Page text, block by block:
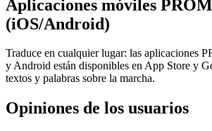
Aplicaciones móviles
(iOS/Android)
Traduce en cualquier lugar: las aplicaciones
y Android están disponibles en App Store y
textos y palabras sobre la marcha.
Opiniones de los usuarios